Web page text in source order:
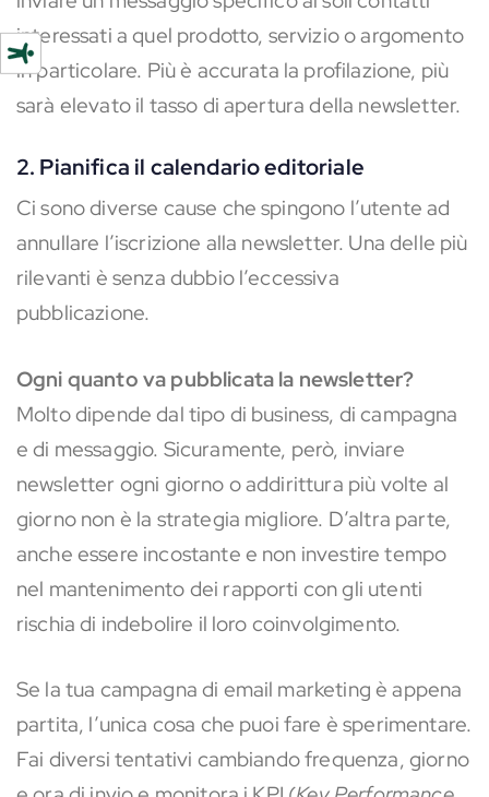
interessati a quel prodotto, servizio o argomento
in particolare. Più è accurata la profilazione, più
sarà elevato il tasso di apertura della newsletter.
2. Pianifica il calendario editoriale
Ci sono diverse cause che spingono l’utente ad
annullare l’iscrizione alla newsletter. Una delle più
rilevanti è senza dubbio l’eccessiva
pubblicazione.
Ogni quanto va pubblicata la newsletter?
Molto dipende dal tipo di business, di campagna
e di messaggio. Sicuramente, però, inviare
newsletter ogni giorno o addirittura più volte al
giorno non è la strategia migliore. D’altra parte,
anche essere incostante e non investire tempo
nel mantenimento dei rapporti con gli utenti
rischia di indebolire il loro coinvolgimento.
Se la tua campagna di email marketing è appena
partita, l’unica cosa che puoi fare è sperimentare.
Fai diversi tentativi cambiando frequenza, giorno